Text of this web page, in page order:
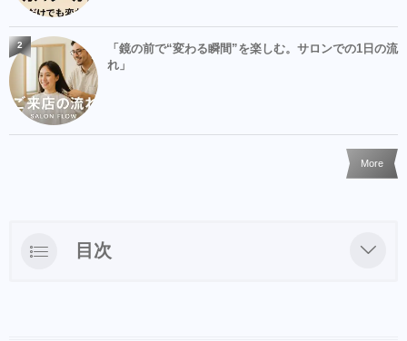
「鏡の前で“変わる瞬間”を楽しむ。サロンでの1日の流
れ」
2
More
目次